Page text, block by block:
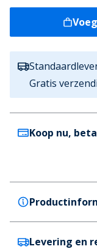
Gratis
Koop nu,
Copenhagen
Levering en